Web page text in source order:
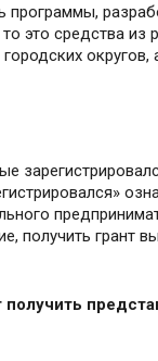
это средства
получить грант